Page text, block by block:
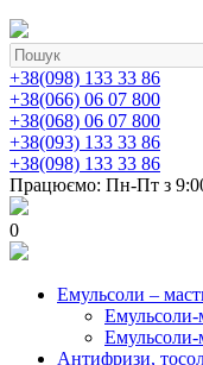
+38(098) 133 33 86
+38(066) 06 07 800
+38(068) 06 07 800
+38(093) 133 33 86
+38(098) 133 33 86
Працюємо: Пн-Пт з
0
Емульсоли –
Емульсоли-
Емульсоли-
Антифризи,